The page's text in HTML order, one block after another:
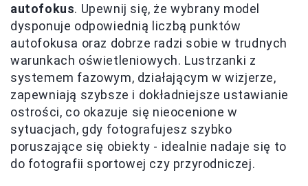
autofokus. Upewnij się, że wybrany model
dysponuje odpowiednią liczbą punktów
autofokusa oraz dobrze radzi sobie w trudnych
warunkach oświetleniowych. Lustrzanki z
systemem fazowym, działającym w wizjerze,
zapewniają szybsze i dokładniejsze ustawianie
ostrości, co okazuje się nieocenione w
sytuacjach, gdy fotografujesz szybko
poruszające się obiekty - idealnie nadaje się to
do fotografii sportowej czy przyrodniczej.